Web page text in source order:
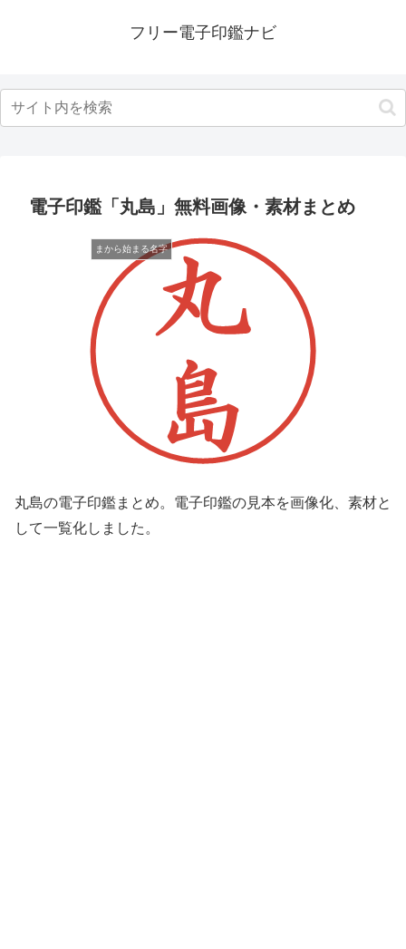
フリー電子印鑑ナビ
電子印鑑「丸島」無料画像・素材まとめ
まから始まる名字
丸島の電子印鑑まとめ。電子印鑑の見本を画像化、素材と
して一覧化しました。